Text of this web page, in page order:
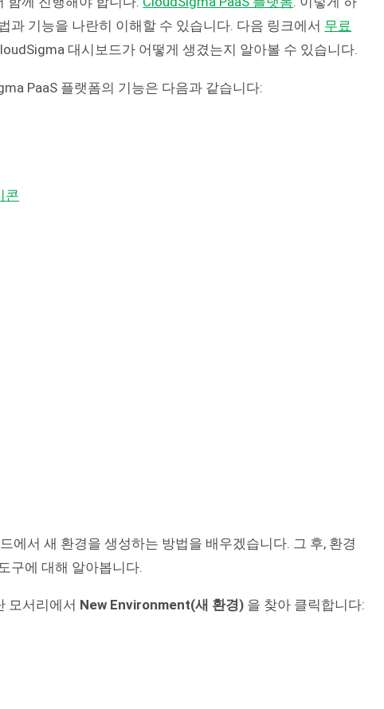
과 기능을 나란히 이해할 수 있습니다. 다음 링크에서 무료
대시보드가 어떻게 생겼는지 알아볼 수 있습니다.
PaaS 플랫폼의 기능은 다음과 같습니다:
콘
에서 새 환경을 생성하는 방법을 배우겠습니다. 그 후, 환경
구에 대해 알아봅니다.
모서리에서 New Environment(새 환경) 을 찾아 클릭합니다: